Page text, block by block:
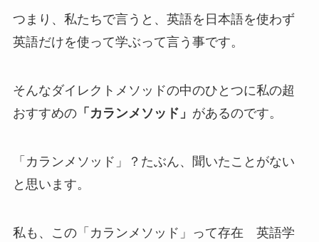
つまり、私たちで言うと、英語を日本語を使わず
英語だけを使って学ぶって言う事です。
そんなダイレクトメソッドの中のひとつに私の超
おすすめの「カランメソッド」 があるのです。
「カランメソッド」？たぶん、聞いたことがない
と思います。
私も、この「カランメソッド」って存在 英語学